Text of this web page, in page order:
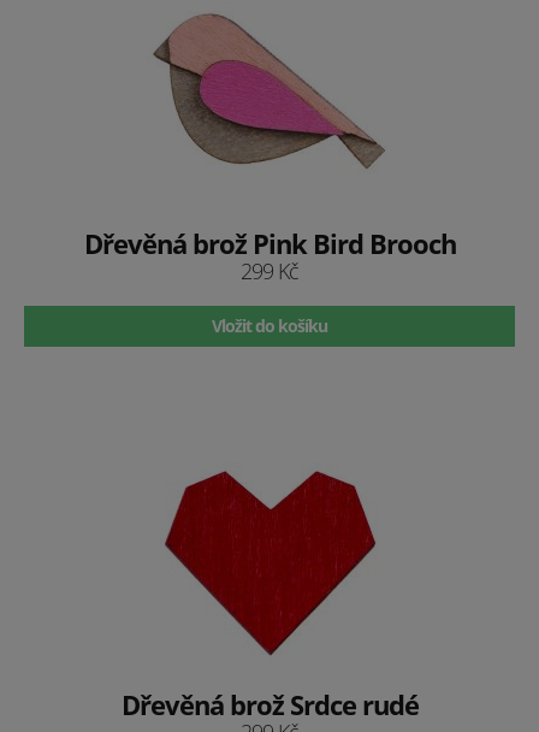
Dřevěná brož Pink Bird Brooch
299 Kč
Vložit do košíku
Dřevěná brož Srdce rudé